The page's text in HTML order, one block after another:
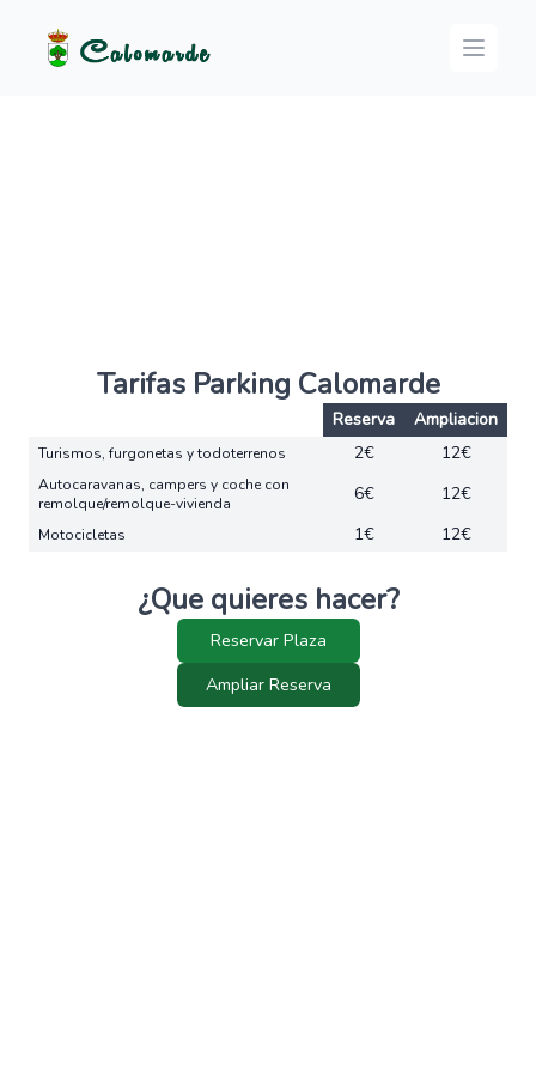
Logo
Open
Tarifas Parking Calomarde
Reserva Ampliacion
Turismos, furgonetas y todoterrenos 2€ 12€
Autocaravanas, campers y coche con
remolque/remolque-vivienda
6€ 12€
Motocicletas 1€ 12€
¿Que quieres hacer?
Reservar Plaza
Ampliar Reserva